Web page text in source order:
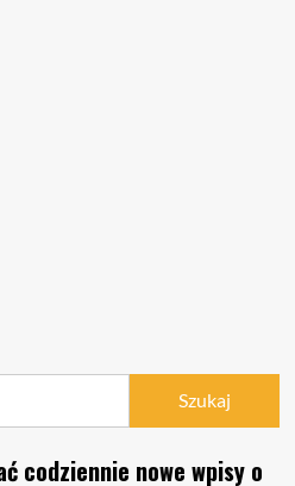
codziennie nowe wpisy o